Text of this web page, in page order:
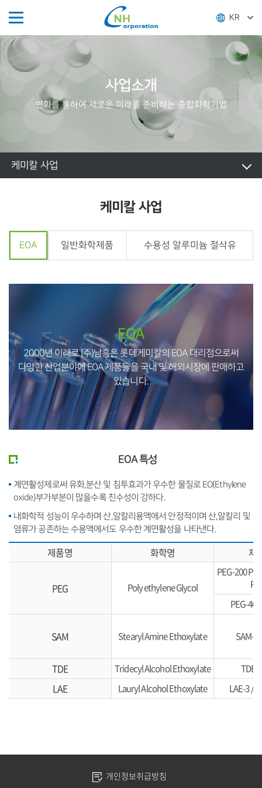
KR
사업소개
변화를 통하여 새로운 미래를 준비하는 종합화학기업
케미칼 사업
케미칼 사업
EOA 일반화학제품 수용성 알루미늄 절삭유
EOA
2000년 이래로 (주)남흥은 롯데케미칼의 EOA 대리점으로써
다양한 산업분야에EOA 제품들을 국내 및 해외시장에 판매하고
있습니다.
EOA 특성
계면활성제로써 유화,분산 및 침투효과가 우수한 물질로 EO(Ethylene
oxide)부가부분이 많을수록 친수성이 강하다.
내화학적 성능이 우수하며 산,알칼리용액에서 안정적이며 산,알칼리 및
염류가 공존하는 수용액에서도 우수한 계면활성을 나타낸다.
제품명 화학명 제
PEG Poly ethylene Glycol
PEG-200
PEG-
SAM Stearyl Amine Ethoxylate SAM-
TDE Tridecyl Alcohol Ethoxylate TDE-
LAE Lauryl Alcohol Ethoxylate LAE-3 /
개인정보취급방침